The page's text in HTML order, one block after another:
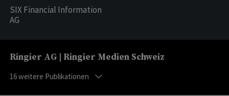
SIX Financial Information
AG
Ringier AG | Ringier Medien Schweiz
16weitere Publikationen